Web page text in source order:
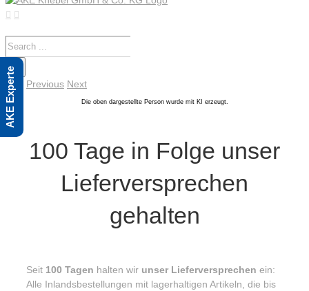
Search
for:
Previous Next
Die oben dargestellte Person wurde mit KI erzeugt.
100 Tage in Folge unser
Lieferversprechen
gehalten
Seit 100 Tagen halten wir unser Lieferversprechen ein:
Alle Inlandsbestellungen mit lagerhaltigen Artikeln, die bis
AKE Experte